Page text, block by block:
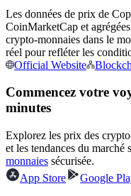
Rejoignez les
Devenez un trader
Profitez du partage
Les données de prix de
CoinMarketCap et
crypto-monnaies dans le
réel pour refléter les
Official Website
Commencez votre
minutes
Explorez les prix des
et les tendances du marché
monnaies sécurisée.
App Store
Google